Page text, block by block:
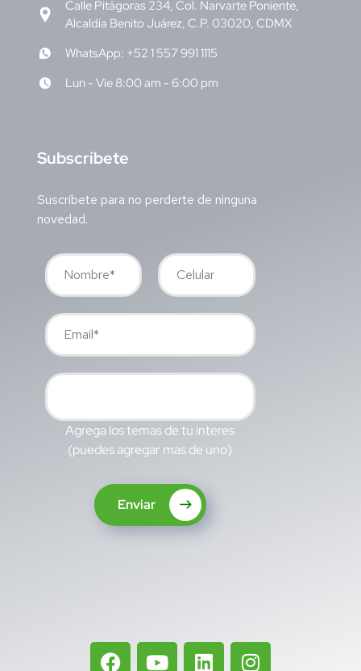
Calle Pitágoras 234, Col. Narvarte Poniente,
Alcaldía Benito Juárez, C.P. 03020, CDMX
WhatsApp: +52 1 557 991 1115
Lun - Vie 8:00 am - 6:00 pm
Subscríbete
Suscríbete para no perderte de ninguna
novedad.
Agrega los temas de tu interes
(puedes agregar mas de uno)
Enviar